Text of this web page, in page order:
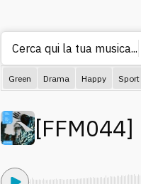
Cerca qui la tua music
Green Drama Happy Sport
[FFM044]